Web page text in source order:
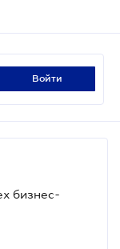
войти
бизнес-